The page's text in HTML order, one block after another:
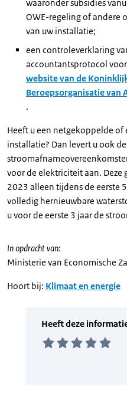
waaronder subsidies
OWE-regeling of andere
van uw installatie;
een controleverklaring
accountantsprotocol
website van de
Beroepsorganisatie van
.
Heeft u een netgekoppelde
installatie? Dan levert u ook
voor de elektriciteit aan. Deze
2023 alleen tijdens de eerste
volledig hernieuwbare
u voor de eerste 3 jaar de
In opdracht van:
Ministerie van Economische
Hoort bij: Klimaat en energie